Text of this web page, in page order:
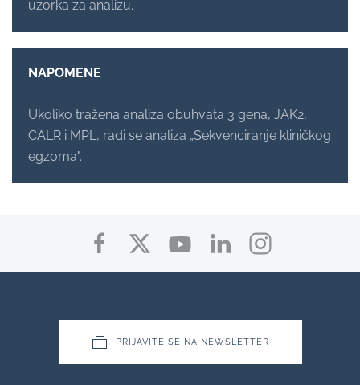
uzorka za analizu.
NAPOMENE
Ukoliko tražena analiza obuhvata 3 gena, JAK2,
CALR i MPL, radi se analiza „Sekvenciranje kliničkog
egzoma".
PRIJAVITE SE NA NEWSLETTER